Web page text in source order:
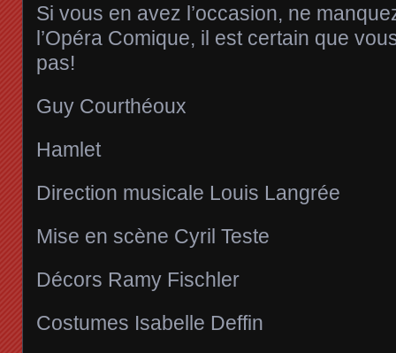
Si vous en avez l’occasion, ne
l’Opéra Comique, il est certain que
pas!
Guy Courthéoux
Hamlet
Direction musicale Louis Langrée
Mise en scène Cyril Teste
Décors Ramy Fischler
Costumes Isabelle Deffin